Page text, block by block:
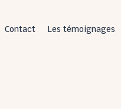
Contact Les témoignages